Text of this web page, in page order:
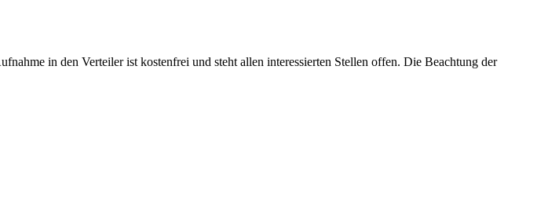
in den Verteiler ist kostenfrei und steht allen interessierten Stellen offen. Die Beachtung der